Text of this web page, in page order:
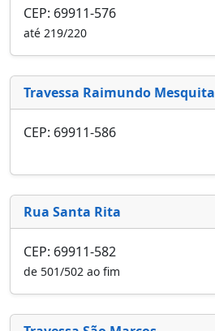
CEP: 69911-576
até 219/220
Travessa Raimundo Mesquita
CEP: 69911-586
Rua Santa Rita
CEP: 69911-582
de 501/502 ao fim